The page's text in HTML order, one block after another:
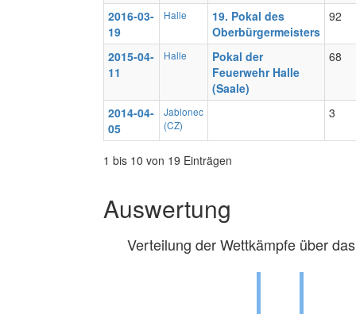
2016-03-
19
Halle
19. Pokal des
Oberbürgermeisters
92
2015-04-
11
Halle
Pokal der
Feuerwehr Halle
(Saale)
68
2014-04-
05
Jablonec
(CZ)
3
1 bis 10 von 19 Einträgen
Auswertung
Verteilung der Wettkämpfe über